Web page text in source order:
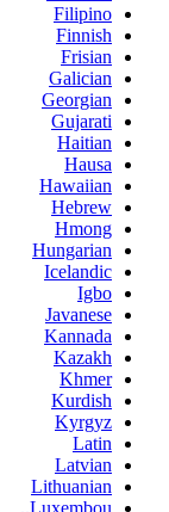
Filipino
Finnish
Frisian
Galician
Georgian
Gujarati
Haitian
Hausa
Hawaiian
Hebrew
Hmong
Hungarian
Icelandic
Igbo
Javanese
Kannada
Kazakh
Khmer
Kurdish
Kyrgyz
Latin
Latvian
Lithuanian